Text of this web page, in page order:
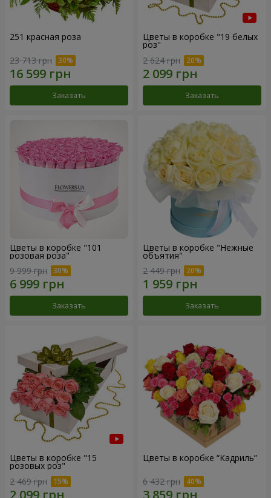
251 красная роза
23 713 грн
Заказать
Цветы в коробке "19 белых
роз"
2 624 грн
Заказать
Цветы в коробке "101
розовая роза"
9 999 грн
Заказать
Цветы в коробке "Нежные
объятия"
2 449 грн
Заказать
Цветы в коробке "15
розовых роз"
2 469 грн
Цветы в коробке “Кадриль”
6 432 грн